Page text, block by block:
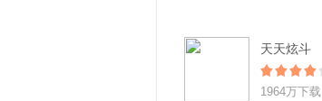
天天炫斗
1964万下载